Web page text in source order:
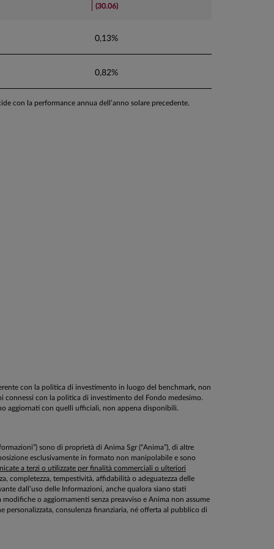
(30.06)
0,13%
0,82%
con la performance annua dell’anno solare precedente.
con la politica di investimento in luogo del benchmark, non
con la politica di investimento del Fondo medesimo.
aggiornati con quelli ufficiali, non appena disponibili.
sono di proprietà di Anima Sgr (“Anima”), di altre
esclusivamente in formato non manipolabile e sono
a terzi o utilizzate per finalità commerciali o ulteriori
completezza, tempestività, affidabilità o adeguatezza delle
dall’uso delle Informazioni, anche qualora siano stati
o aggiornamenti senza preavviso e Anima non assume
consulenza finanziaria, né offerta al pubblico di